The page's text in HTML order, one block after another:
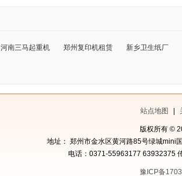
河南三马起重机 郑州复印机租赁 新乡卫生纸厂
站点地图
版权所有 ©
地址： 郑州市金水区黄河路85号绿城mini
电话：0371-55963177 63932375
豫ICP备